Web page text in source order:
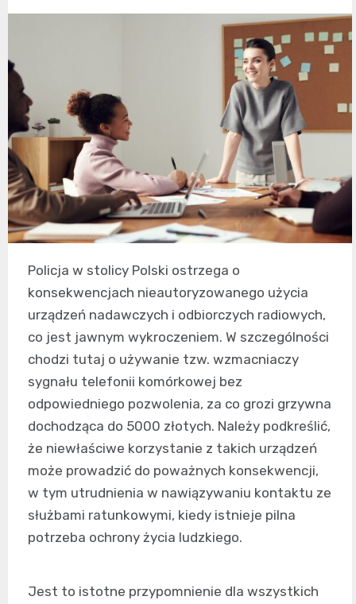
Policja w stolicy Polski ostrzega o
konsekwencjach nieautoryzowanego użycia
urządzeń nadawczych i odbiorczych radiowych,
co jest jawnym wykroczeniem. W szczególności
chodzi tutaj o używanie tzw. wzmacniaczy
sygnału telefonii komórkowej bez
odpowiedniego pozwolenia, za co grozi grzywna
dochodząca do 5000 złotych. Należy podkreślić,
że niewłaściwe korzystanie z takich urządzeń
może prowadzić do poważnych konsekwencji,
w tym utrudnienia w nawiązywaniu kontaktu ze
służbami ratunkowymi, kiedy istnieje pilna
potrzeba ochrony życia ludzkiego.
Jest to istotne przypomnienie dla wszystkich